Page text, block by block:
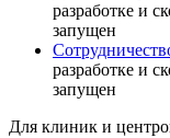
разработке и
запущен
разработке и
запущен
Для клиник и